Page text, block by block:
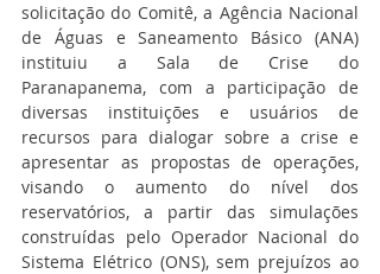
solicitação do Comitê, a Agência Nacional
de Águas e Saneamento Básico (ANA)
instituiu a Sala de Crise do
Paranapanema, com a participação de
diversas instituições e usuários de
recursos para dialogar sobre a crise e
apresentar as propostas de operações,
visando o aumento do nível dos
reservatórios, a partir das simulações
construídas pelo Operador Nacional do
Sistema Elétrico (ONS), sem prejuízos ao